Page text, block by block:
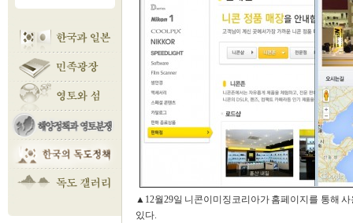
▲12월29일 니콘이미징코리아가 홈페이지를 통해
있다.